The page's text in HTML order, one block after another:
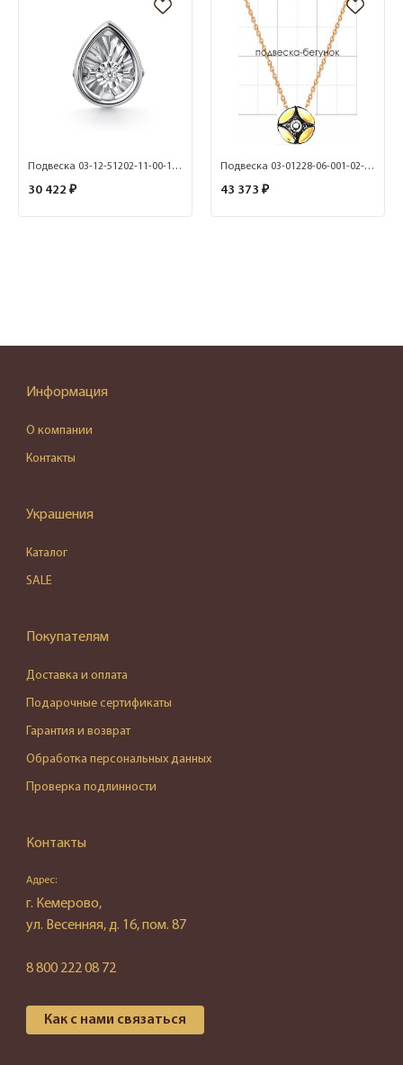
Подвеска 03-12-51202-11-00-1 (Au 585)
30 422 ₽
Подвеска 03-01228-06-001-02-08 (585)
43 373 ₽
Информация
О компании
Контакты
Украшения
Каталог
SALE
Покупателям
Доставка и оплата
Подарочные сертификаты
Гарантия и возврат
Обработка персональных данных
Проверка подлинности
Контакты
Адрес:
г. Кемерово,
ул. Весенняя, д. 16, пом. 87
8 800 222 08 72
Как с нами связаться